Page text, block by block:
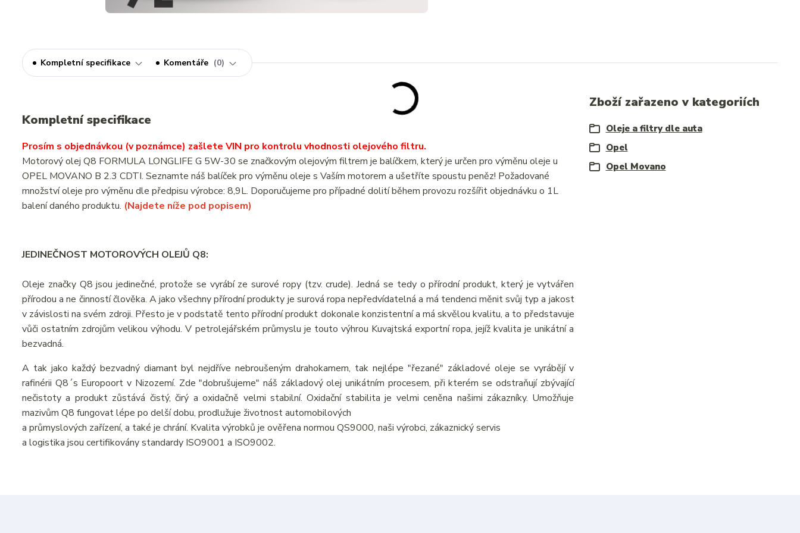
Kompletní specifikace Komentáře 0
Kompletní specifikace
Prosím s objednávkou (v poznámce) zašlete VIN pro kontrolu vhodnosti olejového filtru.
Motorový olej Q8 FORMULA LONGLIFE G 5W-30 se značkovým olejovým filtrem je balíčkem, který je určen pro výměnu oleje u
OPEL MOVANO B 2.3 CDTI. Seznamte náš balíček pro výměnu oleje s Vaším motorem a ušetříte spoustu peněz! Požadované
množství oleje pro výměnu dle předpisu výrobce: 8,9L. Doporučujeme pro případné dolití během provozu rozšířit objednávku o 1L
balení daného produktu. (Najdete níže pod popisem)
JEDINEČNOST MOTOROVÝCH OLEJŮ Q8:
Oleje značky Q8 jsou jedinečné, protože se vyrábí ze surové ropy (tzv. crude). Jedná se tedy o přírodní produkt, který je vytvářen
přírodou a ne činností člověka. A jako všechny přírodní produkty je surová ropa nepředvídatelná a má tendenci měnit svůj typ a jakost
v závislosti na svém zdroji. Přesto je v podstatě tento přírodní produkt dokonale konzistentní a má skvělou kvalitu, a to představuje
vůči ostatním zdrojům velikou výhodu. V petrolejářském průmyslu je touto výhrou Kuvajtská exportní ropa, jejíž kvalita je unikátní a
bezvadná.
A tak jako každý bezvadný diamant byl nejdříve nebroušeným drahokamem, tak nejlépe "řezané" základové oleje se vyrábějí v
rafinérii Q8´s Europoort v Nizozemí. Zde "dobrušujeme" náš základový olej unikátním procesem, při kterém se odstraňují zbývající
nečistoty a produkt zůstává čistý, čirý a oxidačně velmi stabilní. Oxidační stabilita je velmi ceněna našimi zákazníky. Umožňuje
mazivům Q8 fungovat lépe po delší dobu, prodlužuje životnost automobilových
a průmyslových zařízení, a také je chrání. Kvalita výrobků je ověřena normou QS9000, naši výrobci, zákaznický servis
a logistika jsou certifikovány standardy ISO9001 a ISO9002.
Zboží zařazeno v kategoriích
Oleje a filtry dle auta
Opel
Opel Movano